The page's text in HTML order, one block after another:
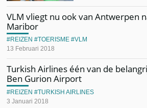
VLM vliegt nu ook van Antwerpen
Maribor
13 Februari 2018
REIZEN TOERISME VLM
Turkish Airlines één van de
Ben Gurion Airport
3 Januari 2018
REIZEN TURKISH AIRLINES